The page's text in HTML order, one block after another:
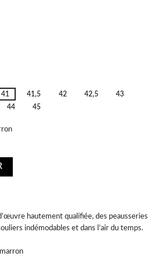
41 41,5 42 42,5
43
44 45
hautement qualifiée, des peausseries
indémodables et dans l’air du temps.